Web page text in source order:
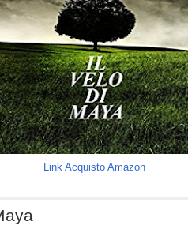
Link Acquisto Amazon